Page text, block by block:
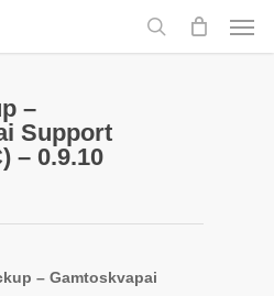
search
–
Support
– 0.9.10
– Gamtoskvapai